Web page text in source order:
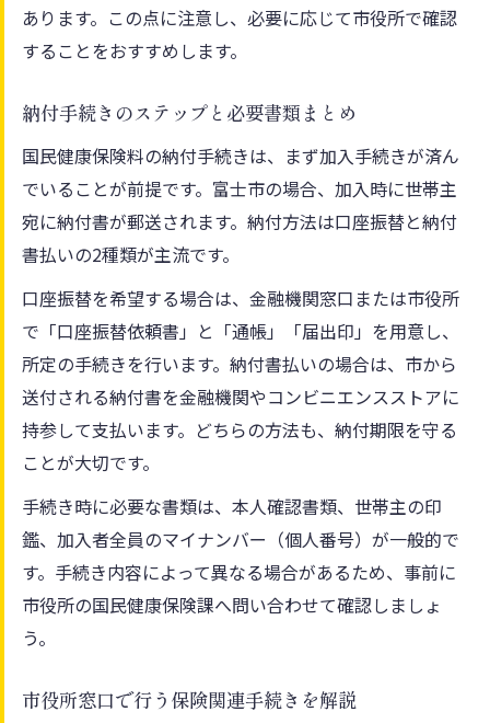
あります。この点に注意し、必要に応じて市役所で確認
することをおすすめします。
納付手続きのステップと必要書類まとめ
国民健康保険料の納付手続きは、まず加入手続きが済ん
でいることが前提です。富士市の場合、加入時に世帯主
宛に納付書が郵送されます。納付方法は口座振替と納付
書払いの2種類が主流です。
口座振替を希望する場合は、金融機関窓口または市役所
で「口座振替依頼書」と「通帳」「届出印」を用意し、
所定の手続きを行います。納付書払いの場合は、市から
送付される納付書を金融機関やコンビニエンスストアに
持参して支払います。どちらの方法も、納付期限を守る
ことが大切です。
手続き時に必要な書類は、本人確認書類、世帯主の印
鑑、加入者全員のマイナンバー（個人番号）が一般的で
す。手続き内容によって異なる場合があるため、事前に
市役所の国民健康保険課へ問い合わせて確認しましょ
う。
市役所窓口で行う保険関連手続きを解説